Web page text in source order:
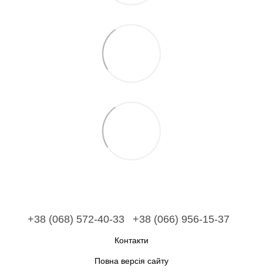
+38 (068) 572-40-33 +38 (066) 956-15-37
Контакти
Повна версія сайту